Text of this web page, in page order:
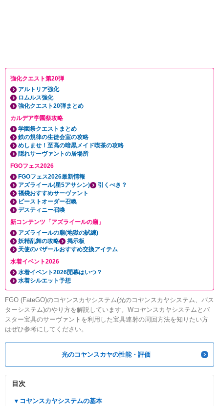
強化クエスト第20弾
アルトリア強化
ロムルス強化
強化クエスト20弾まとめ
カルデア学園祭攻略
学園祭クエストまとめ
鉄の規律の生徒会室の攻略
めしませ！至高の暗黒メイド喫茶の攻略
隠れサーヴァントの居場所
FGOフェス2026
FGOフェス2026最新情報
アズライール(星5アサシン)
引くべき？
福袋おすすめサーヴァント
ビーストオーダー召喚
デスティニー召喚
新コンテンツ「アズライールの廟」
アズライールの廟(地獄の試練)
妖精乱舞の攻略
掲示板
天使のバザールおすすめ交換アイテム
水着イベント2026
水着イベント2026開幕はいつ？
水着シルエット予想
FGO (FateGO)のコヤンスカヤシステム(光のコヤンスカヤシステム、バス
ターシステム)のやり方を解説しています。Wコヤンスカヤシステムとバ
スター宝具のサーヴァントを利用した宝具連射の周回方法を知りたい方
はぜひ参考にしてください。
光のコヤンスカヤの性能・評価
目次
▼コヤンスカヤシステムの基本